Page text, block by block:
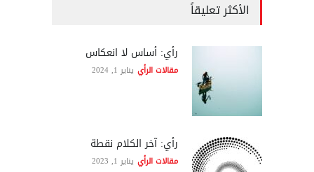
الأكثر تعليقاً
رأي: أساس لا انعكاس
مقالات الرأي يناير 1, 2024
رأي: آخر الكلام نقطة
مقالات الرأي يناير 1, 2023